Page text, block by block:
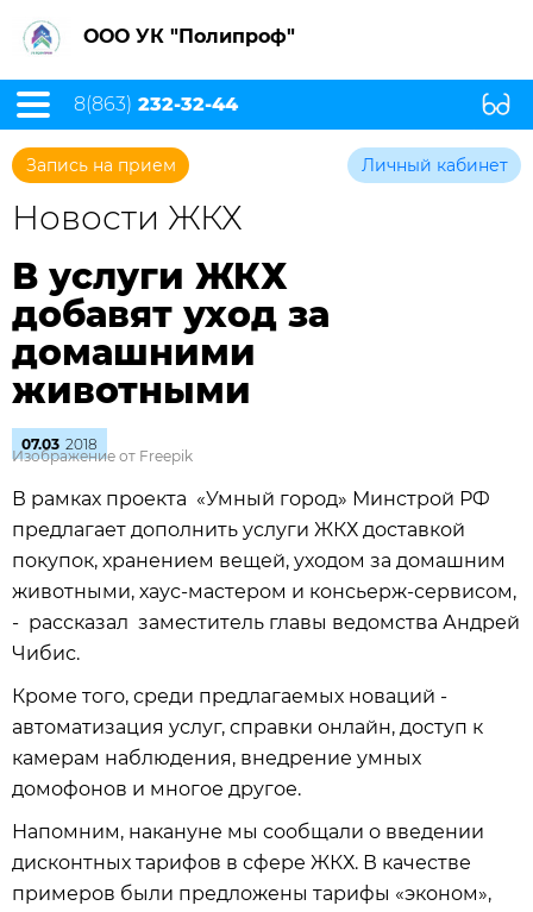
ООО УК "Полипроф"
8(863) 232-32-44
Запись на прием Личный кабинет
Новости ЖКХ
В услуги ЖКХ
добавят уход за
домашними
животными
07.03 2018
Изображение от Freepik
В рамках проекта «Умный город» Минстрой РФ
предлагает дополнить услуги ЖКХ доставкой
покупок, хранением вещей, уходом за домашним
животными, хаус-мастером и консьерж-сервисом,
- рассказал заместитель главы ведомства Андрей
Чибис.
Кроме того, среди предлагаемых новаций -
автоматизация услуг, справки онлайн, доступ к
камерам наблюдения, внедрение умных
домофонов и многое другое.
Напомним, накануне мы сообщали о введении
дисконтных тарифов в сфере ЖКХ. В качестве
примеров были предложены тарифы «эконом»,